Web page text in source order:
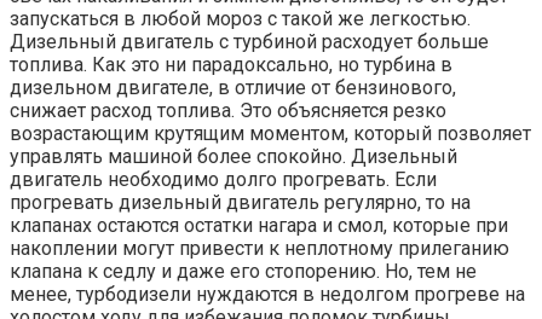
запускаться в любой мороз с такой же легкостью.
Дизельный двигатель с турбиной расходует больше
топлива. Как это ни парадоксально, но турбина в
дизельном двигателе, в отличие от бензинового,
снижает расход топлива. Это объясняется резко
возрастающим крутящим моментом, который позволяет
управлять машиной более спокойно. Дизельный
двигатель необходимо долго прогревать. Если
прогревать дизельный двигатель регулярно, то на
клапанах остаются остатки нагара и смол, которые при
накоплении могут привести к неплотному прилеганию
клапана к седлу и даже его стопорению. Но, тем не
менее, турбодизели нуждаются в недолгом прогреве на